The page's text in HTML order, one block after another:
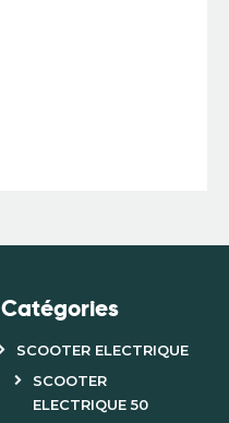
Catégories
SCOOTER ELECTRIQUE
SCOOTER
ELECTRIQUE 50